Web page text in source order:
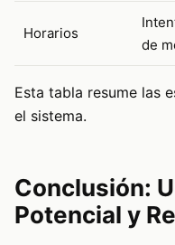
Horarios
de
Esta tabla resume las
el sistema.
Conclusión:
Potencial y